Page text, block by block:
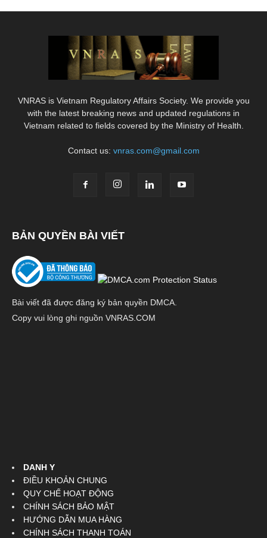
VNRAS is Vietnam Regulatory Affairs Society. We provide you
with the latest breaking news and updated regulations in
Vietnam related to fields covered by the Ministry of Health.
Contact us: vnras.com@gmail.com
BẢN QUYỀN BÀI VIẾT
Bài viết đã được đăng ký bản quyền DMCA.
Copy vui lòng ghi nguồn VNRAS.COM
DANH Y
ĐIỀU KHOẢN CHUNG
QUY CHẾ HOẠT ĐỘNG
CHÍNH SÁCH BẢO MẬT
HƯỚNG DẪN MUA HÀNG
CHÍNH SÁCH THANH TOÁN